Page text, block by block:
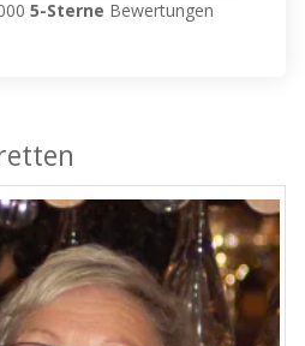
5-Sterne Bewertungen